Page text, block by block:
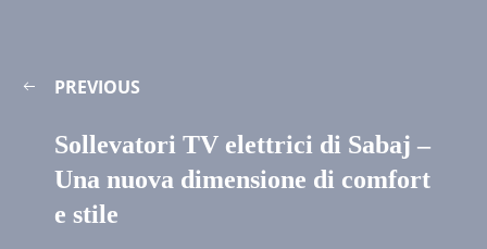
PREVIOUS
Sollevatori TV elettrici di Sabaj –
Una nuova dimensione di comfort
e stile